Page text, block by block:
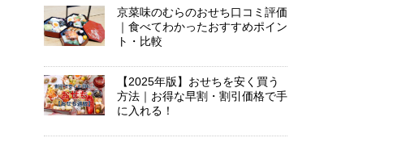
京菜味のむらのおせち口コミ評価
｜食べてわかったおすすめポイン
ト・比較
【2025年版】おせちを安く買う
方法｜お得な早割・割引価格で手
に入れる！